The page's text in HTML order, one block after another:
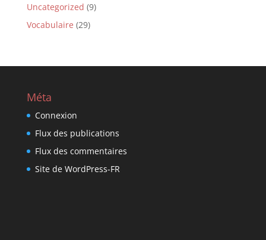
Uncategorized (9)
Vocabulaire (29)
Méta
Connexion
Flux des publications
Flux des commentaires
Site de WordPress-FR